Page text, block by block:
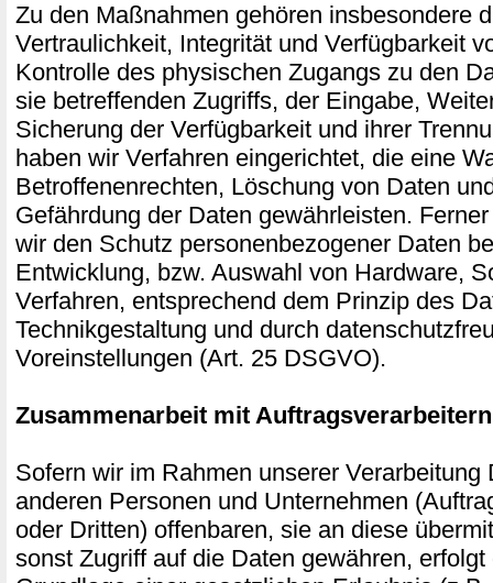
Zu den Maßnahmen gehören insbesondere
Vertraulichkeit, Integrität und Verfügbarkeit
Kontrolle des physischen Zugangs zu den
sie betreffenden Zugriffs, der Eingabe,
Sicherung der Verfügbarkeit und ihrer
haben wir Verfahren eingerichtet, die eine
Betroffenenrechten, Löschung von Daten
Gefährdung der Daten gewährleisten.
wir den Schutz personenbezogener Daten
Entwicklung, bzw. Auswahl von Hardware,
Verfahren, entsprechend dem Prinzip des
Technikgestaltung und durch
Voreinstellungen (Art. 25 DSGVO).
Zusammenarbeit mit
Sofern wir im Rahmen unserer Verarbeitung
anderen Personen und Unternehmen
oder Dritten) offenbaren, sie an diese
sonst Zugriff auf die Daten gewähren, erfolgt